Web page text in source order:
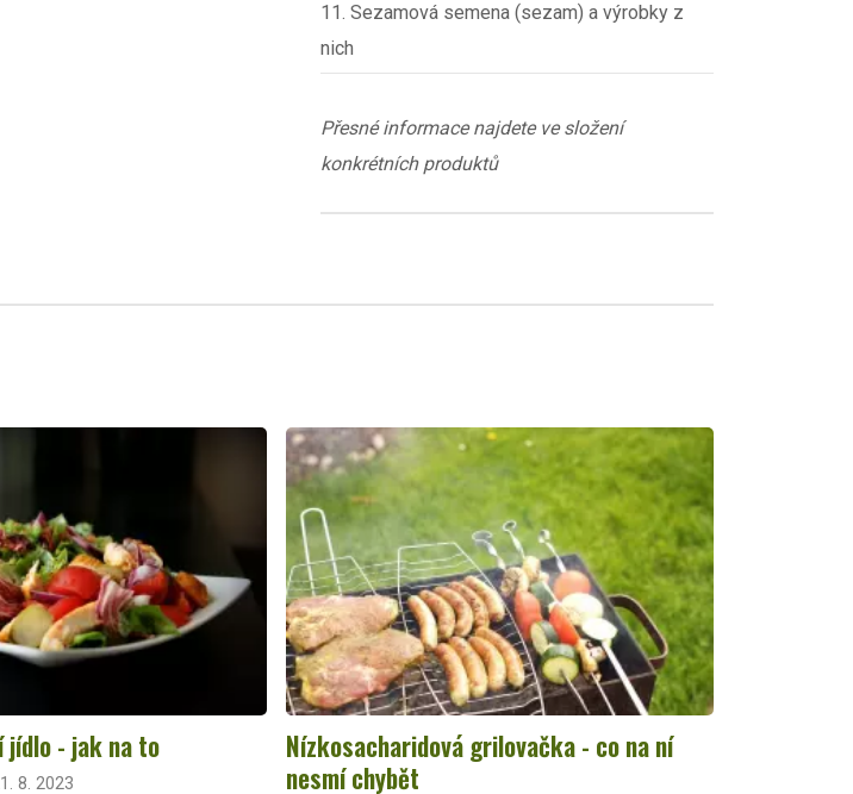
11. Sezamová semena (sezam) a výrobky z
nich
Přesné informace najdete ve složení
konkrétních produktů
jídlo - jak na to
8. 2023
Nízkosacharidová grilovačka - co na ní
nesmí chybět